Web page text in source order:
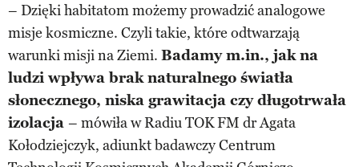
– Dzięki habitatom możemy prowadzić analogowe
misje kosmiczne. Czyli takie, które odtwarzają
warunki misji na Ziemi. Badamy m.in., jak na
ludzi wpływa brak naturalnego światła
słonecznego, niska grawitacja czy długotrwała
izolacja – mówiła w Radiu TOK FM dr Agata
Kołodziejczyk, adiunkt badawczy Centrum